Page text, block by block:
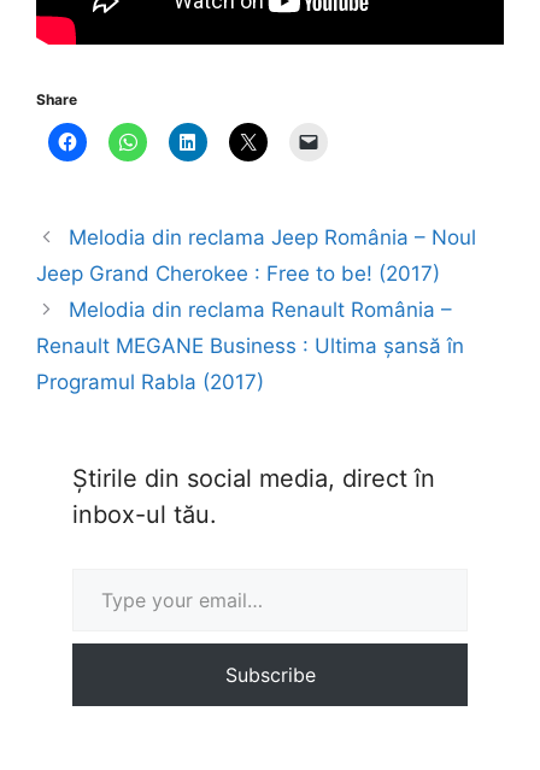
Share
Melodia din reclama Jeep România – Noul
Jeep Grand Cherokee : Free to be! (2017)
Melodia din reclama Renault România –
Renault MEGANE Business : Ultima șansă în
Programul Rabla (2017)
Știrile din social media, direct în
inbox-ul tău.
Subscribe